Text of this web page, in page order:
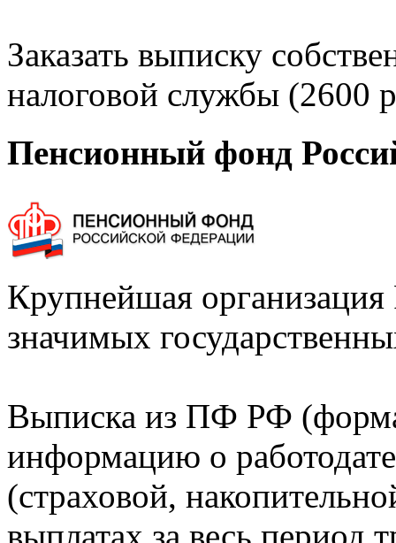
Заказать выписку
налоговой службы (2600
Пенсионный фонд
Крупнейшая
значимых
Выписка из ПФ РФ
информацию о
(страховой,
выплатах за весь период